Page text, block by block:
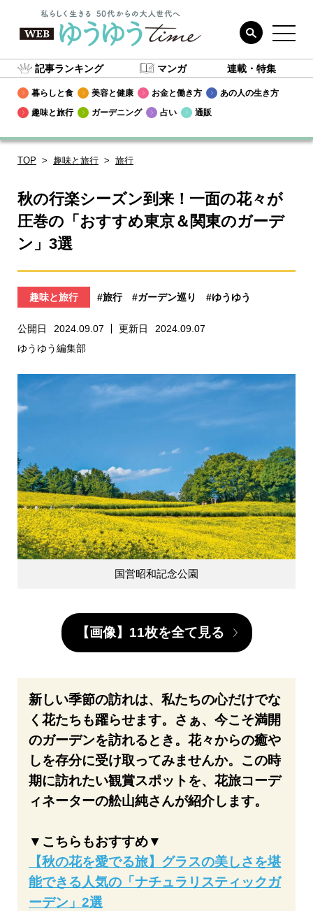
記事ランキング マンガ 連載・特集
暮らしと食 美容と健康 お金と働き方
あの人の生き方
趣味と旅行
ガーデニング 占い 通販
TOP 趣味と旅行 旅行
秋の行楽シーズン到来！一面の花々が
圧巻の「おすすめ東京＆関東のガーデ
ン」3選
趣味と旅行 #旅行 #ガーデン巡り #ゆうゆう
公開日 2024.09.07 更新日
2024.09.07
ゆうゆう編集部
国営昭和記念公園
【画像】11枚を全て見る
新しい季節の訪れは、私たちの心だけでな
く花たちも躍らせます。さぁ、今こそ満開
のガーデンを訪れるとき。花々からの癒や
しを存分に受け取ってみませんか。この時
期に訪れたい観賞スポットを、花旅コーデ
ィネーターの舩山純さんが紹介します。
▼こちらもおすすめ▼
【秋の花を愛でる旅】グラスの美しさを堪
能できる人気の「ナチュラリスティックガ
ーデン」2選